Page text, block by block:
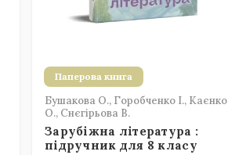
Паперова книга
Бушакова О., Горобченко І., Каєнко
О., Снєгірьова В.
Зарубіжна література :
підручник для 8 класу